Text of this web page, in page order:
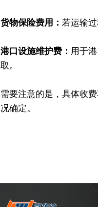
货物保险费用：若运输
港口设施维护费： 用于
取。
需要注意的是，具体收
况确定。